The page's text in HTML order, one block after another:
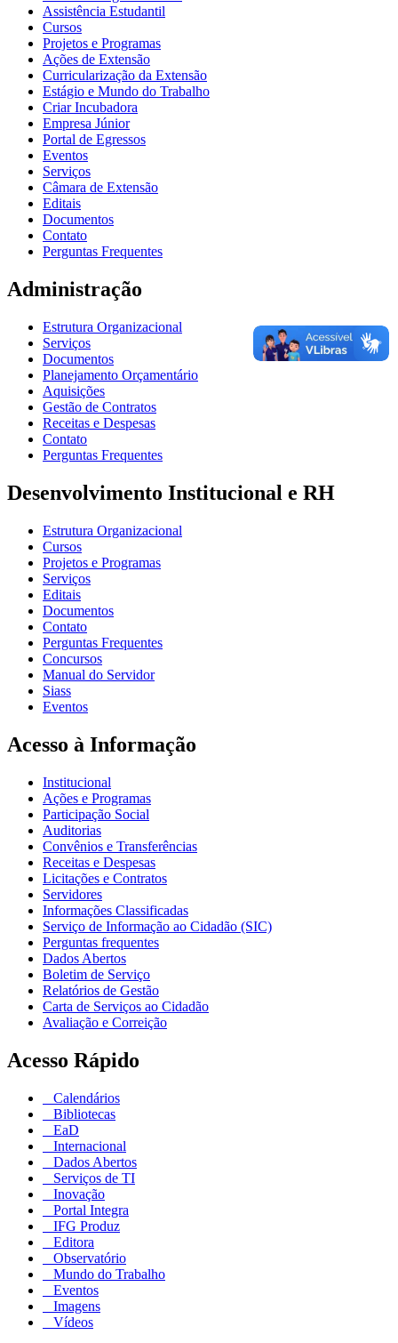
Assistência Estudantil
Cursos
Projetos e Programas
Ações de Extensão
Curricularização da Extensão
Estágio e Mundo do Trabalho
Criar Incubadora
Empresa Júnior
Portal de Egressos
Eventos
Serviços
Câmara de Extensão
Editais
Documentos
Contato
Perguntas Frequentes
Administração
Estrutura Organizacional
Serviços
Documentos
Planejamento Orçamentário
Aquisições
Gestão de Contratos
Receitas e Despesas
Contato
Perguntas Frequentes
Desenvolvimento Institucional e RH
Estrutura Organizacional
Cursos
Projetos e Programas
Serviços
Editais
Documentos
Contato
Perguntas Frequentes
Concursos
Manual do Servidor
Siass
Eventos
Acesso à Informação
Institucional
Ações e Programas
Participação Social
Auditorias
Convênios e Transferências
Receitas e Despesas
Licitações e Contratos
Servidores
Informações Classificadas
Serviço de Informação ao Cidadão (SIC)
Perguntas frequentes
Dados Abertos
Boletim de Serviço
Relatórios de Gestão
Carta de Serviços ao Cidadão
Avaliação e Correição
Acesso Rápido
Calendários
Bibliotecas
EaD
Internacional
Dados Abertos
Serviços de TI
Inovação
Portal Integra
IFG Produz
Editora
Observatório
Mundo do Trabalho
Eventos
Imagens
Vídeos